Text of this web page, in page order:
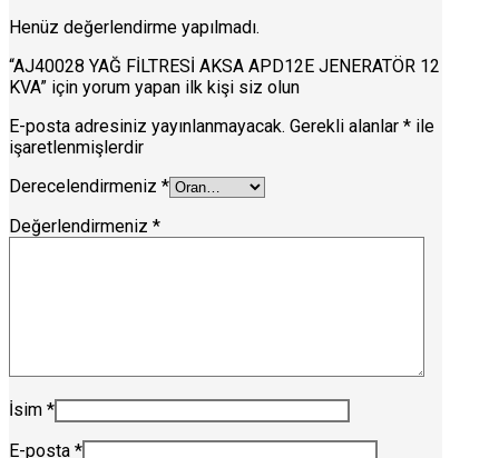
Henüz değerlendirme yapılmadı.
“AJ40028 YAĞ FİLTRESİ AKSA APD12E JENERATÖR 12
KVA” için yorum yapan ilk kişi siz olun
E-posta adresiniz yayınlanmayacak. Gerekli alanlar * ile
işaretlenmişlerdir
Derecelendirmeniz *
Değerlendirmeniz *
İsim *
E-posta *